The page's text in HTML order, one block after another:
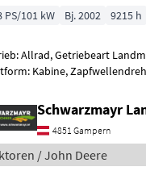
PS/101 kW Bj. 2002 9215 h
Allrad, Getriebeart
Kabine,
Schwarzmayr
4851 Gampern
/ John Deere